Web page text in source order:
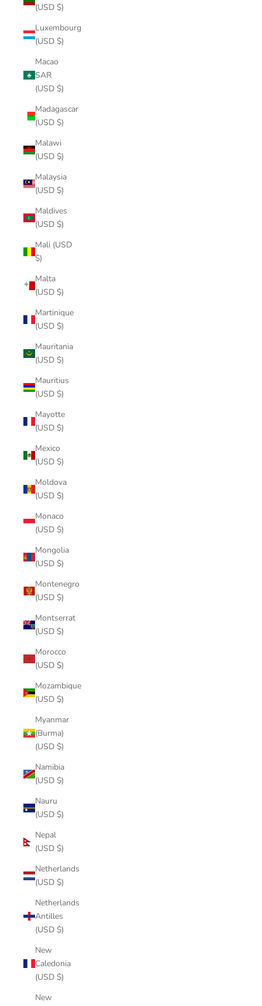
(USD $)
Luxembourg
(USD $)
Macao
SAR
(USD $)
Madagascar
(USD $)
Malawi
(USD $)
Malaysia
(USD $)
Maldives
(USD $)
Mali (USD
$)
Malta
(USD $)
Martinique
(USD $)
Mauritania
(USD $)
Mauritius
(USD $)
Mayotte
(USD $)
Mexico
(USD $)
Moldova
(USD $)
Monaco
(USD $)
Mongolia
(USD $)
Montenegro
(USD $)
Montserrat
(USD $)
Morocco
(USD $)
Mozambique
(USD $)
Myanmar
(Burma)
(USD $)
Namibia
(USD $)
Nauru
(USD $)
Nepal
(USD $)
Netherlands
(USD $)
Netherlands
Antilles
(USD $)
New
Caledonia
(USD $)
New